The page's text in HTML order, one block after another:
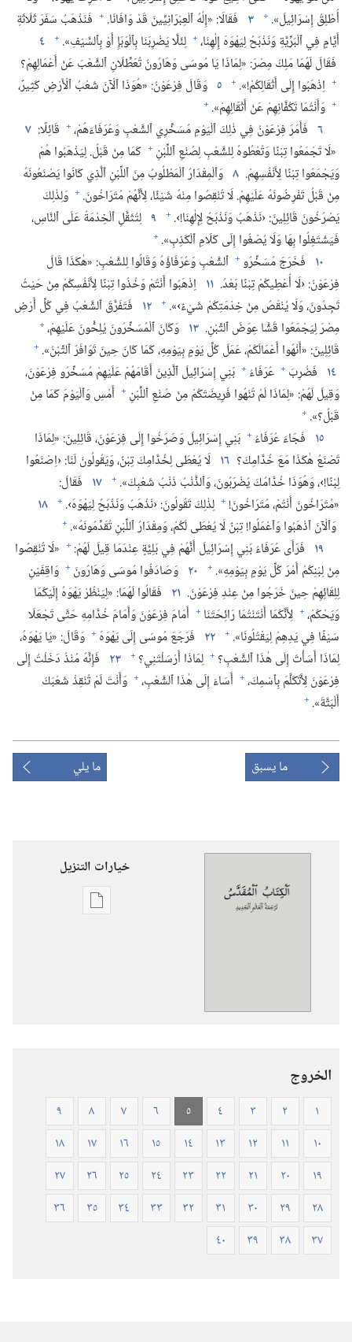
أُطْلِقُ إِسْرَائِيلَ».‏ + ٣ فَقَالَا:‏ «إِلٰهُ ٱلْعِبْرَانِيِّينَ قَدْ وَافَانَا.‏ + فَنَذْهَبُ سَفَرَ ثَلَاثَةِ
أَيَّامٍ فِي ٱلْبَرِّيَّةِ وَنَذْبَحُ لِيَهْوَهَ إِلٰهِنَا،‏ + لِئَلَّا يَضْرِبَنَا بِٱلْوَبَإِ أَوْ بِٱلسَّيْفِ».‏ +
٤
فَقَالَ لَهُمَا مَلِكُ مِصْرَ:‏ «لِمَاذَا يَا مُوسَى وَهَارُونُ تُعَطِّلَانِ ٱلشَّعْبَ عَنْ أَعْمَالِهِمْ؟‏
+ اِذْهَبُوا إِلَى أَثْقَالِكُمْ!‏».‏ + ٥ وَقَالَ فِرْعَوْنُ:‏ «هُوَذَا ٱلْآنَ شَعْبُ ٱلْأَرْضِ كَثِيرٌ،‏
+ وَأَنْتُمَا تَكُفَّانِهِمْ عَنْ أَثْقَالِهِمْ».‏ +
٦ فَأَمَرَ فِرْعَوْنُ فِي ذٰلِكَ ٱلْيَوْمِ مُسَخِّرِي ٱلشَّعْبِ وَعُرَفَاءَهُمْ،‏ + قَائِلًا:‏ ٧
‏«لَا تَجْمَعُوا تِبْنًا وَتُعْطُوهُ لِلشَّعْبِ لِصُنْعِ ٱللِّبْنِ + كَمَا مِنْ قَبْلُ.‏ لِيَذْهَبُوا هُمْ
وَيَجْمَعُوا تِبْنًا لِأَنْفُسِهِمْ.‏ ٨ وَٱلْمِقْدَارُ ٱلْمَطْلُوبُ مِنَ ٱللِّبْنِ ٱلَّذِي كَانُوا يَصْنَعُونَهُ
مِنْ قَبْلُ تَفْرِضُونَهُ عَلَيْهِمْ.‏ لَا تُنْقِصُوا مِنْهُ شَيْئًا،‏ لِأَنَّهُمْ مُتَرَاخُونَ.‏ + وَلِذٰلِكَ
يَصْرُخُونَ قَائِلِينَ:‏ ‹نَذْهَبُ وَنَذْبَحُ لِإِلٰهِنَا!‏›.‏ + ٩ لِتُثَقَّلِ ٱلْخِدْمَةُ عَلَى ٱلنَّاسِ،‏
فَيَشْتَغِلُوا بِهَا وَلَا يُصْغُوا إِلَى كَلَامِ ٱلْكَذِبِ».‏ +
١٠ فَخَرَجَ مُسَخِّرُو + ٱلشَّعْبِ وَعُرَفَاؤُهُ وَقَالُوا لِلشَّعْبِ:‏ «هٰكَذَا قَالَ
فِرْعَوْنُ:‏ ‹لَا أُعْطِيكُمْ تِبْنًا بَعْدُ.‏ ١١ اِذْهَبُوا أَنْتُمْ وَخُذُوا تِبْنًا لِأَنْفُسِكُمْ مِنْ حَيْثُ
تَجِدُونَ،‏ وَلَا يُنْقَصُ مِنْ خِدْمَتِكُمْ شَيْءٌ›».‏ + ١٢ فَتَفَرَّقَ ٱلشَّعْبُ فِي كُلِّ أَرْضِ
مِصْرَ لِيَجْمَعُوا قَشًّا عِوَضَ ٱلتِّبْنِ.‏ ١٣ وَكَانَ ٱلْمُسَخِّرُونَ يُلِحُّونَ عَلَيْهِمْ،‏ +
قَائِلِينَ:‏ ‏«أَنْهُوا أَعْمَالَكُمْ،‏ عَمَلَ كُلِّ يَوْمٍ بِيَوْمِهِ،‏ كَمَا كَانَ حِينَ تَوَافَرَ ٱلتِّبْنُ».‏ +
١٤ فَضُرِبَ + عُرَفَاءُ + بَنِي إِسْرَائِيلَ ٱلَّذِينَ أَقَامَهُمْ عَلَيْهِمْ مُسَخِّرُو فِرْعَوْنَ،‏
وَقِيلَ لَهُمْ:‏ «لِمَاذَا لَمْ تُنْهُوا فَرِيضَتَكُمْ مِنْ صُنْعِ ٱللِّبْنِ + أَمْسِ وَٱلْيَوْمَ كَمَا مِنْ
قَبْلُ؟‏».‏ +
١٥ فَجَاءَ عُرَفَاءُ + بَنِي إِسْرَائِيلَ وَصَرَخُوا إِلَى فِرْعَوْنَ،‏ قَائِلِينَ:‏ «لِمَاذَا
تَصْنَعُ هٰكَذَا مَعَ خُدَّامِكَ؟‏ ١٦ لَا يُعْطَى لِخُدَّامِكَ تِبْنٌ،‏ وَيَقُولُونَ لَنَا:‏ ‹اِصْنَعُوا
لِبْنًا!‏›،‏ وَهُوَذَا خُدَّامُكَ يُضْرَبُونَ،‏ وَٱلذَّنْبُ ذَنْبُ شَعْبِكَ».‏ + ١٧ فَقَالَ:‏
«مُتَرَاخُونَ أَنْتُمْ،‏ مُتَرَاخُونَ!‏ + لِذٰلِكَ تَقُولُونَ:‏ ‹نَذْهَبُ وَنَذْبَحُ لِيَهْوَهَ›.‏ +
١٨
وَٱلْآنَ ٱذْهَبُوا وَٱعْمَلُوا!‏ تِبْنٌ لَا يُعْطَى لَكُمْ،‏ وَمِقْدَارُ ٱللِّبْنِ تُقَدِّمُونَهُ».‏ +
١٩ فَرَأَى عُرَفَاءُ بَنِي إِسْرَائِيلَ أَنَّهُمْ فِي بَلِيَّةٍ عِنْدَمَا قِيلَ لَهُمْ:‏ + «لَا تُنْقِصُوا
مِنْ لِبْنِكُمْ أَمْرَ كُلِّ يَوْمٍ بِيَوْمِهِ».‏ + ٢٠ وَصَادَفُوا مُوسَى وَهَارُونَ + وَاقِفَيْنِ
لِلِقَائِهِمْ حِينَ خَرَجُوا مِنْ عِنْدِ فِرْعَوْنَ.‏ ٢١ فَقَالُوا لَهُمَا:‏ «لِيَنْظُرْ يَهْوَهُ إِلَيْكُمَا
وَيَحْكُمْ،‏ + لِأَنَّكُمَا أَنْتَنْتُمَا رَائِحَتَنَا + أَمَامَ فِرْعَوْنَ وَأَمَامَ خُدَّامِهِ حَتَّى تَجْعَلَا
سَيْفًا فِي يَدِهِمْ لِيَقْتُلُونَا».‏ + ٢٢ فَرَجَعَ مُوسَى إِلَى يَهْوَهَ + وَقَالَ:‏ «يَا يَهْوَهُ،‏
لِمَاذَا أَسَأْتَ إِلَى هٰذَا ٱلشَّعْبِ؟‏ + لِمَاذَا أَرْسَلْتَنِي؟‏ + ٢٣ فَإِنَّهُ مُنْذُ دَخَلْتُ إِلَى
فِرْعَوْنَ لِأَتَكَلَّمَ بِٱسْمِكَ،‏ + أَسَاءَ إِلَى هٰذَا ٱلشَّعْبِ،‏ + وَأَنْتَ لَمْ تُنْقِذْ شَعْبَكَ
أَلْبَتَّةَ».‏ +
ما يسبق ما يلي
خيارات التنزيل
خيارات
(ورقي
الغلاف)
الخروج
١ ٢ ٣ ٤ ٥ ٦ ٧ ٨
٩
١٠
١١ ١٢ ١٣ ١٤ ١٥ ١٦ ١٧
١٨
١٩
٢٠ ٢١ ٢٢ ٢٣ ٢٤ ٢٥ ٢٦
٢٧
٢٨
٢٩ ٣٠ ٣١ ٣٢ ٣٣ ٣٤ ٣٥
٣٦
٣٧
٣٨ ٣٩ ٤٠